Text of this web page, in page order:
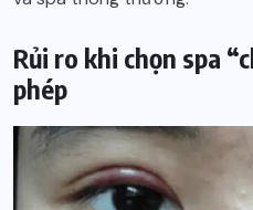
Rủi ro khi chọn spa
phép